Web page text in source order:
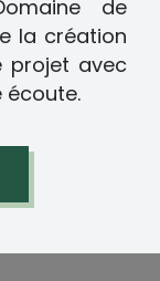
de
la création
projet avec
écoute.